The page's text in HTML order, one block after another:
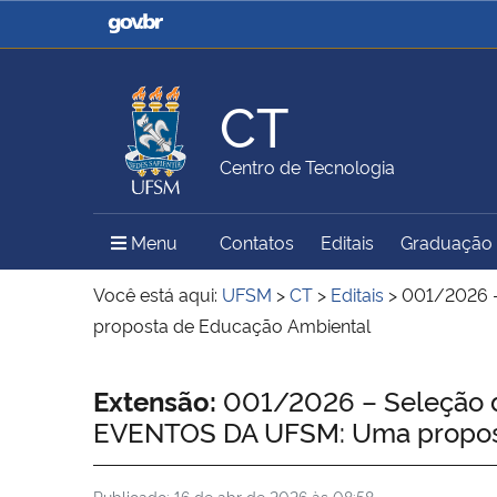
Casa Civil
Ministério da Justiça e
Ministério da Agricultura,
Pecuária e Abastecimento
Ministério do Meio Ambiente Ministério do Turismo
Institucional
CT
Centro de Tecnologia
Menu Menu Principal do Sítio
Contatos Editais Graduação
Você está aqui: UFSM >CT > Editais >001/2026 –
proposta de Educação Ambiental
Início do conteúdo
Extensão: 001/2026 – Seleção
EVENTOS DA UFSM: Uma